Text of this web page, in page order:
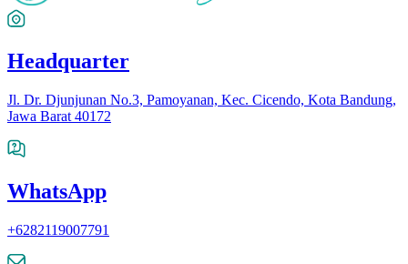
Headquarter
Jl. Dr. Djunjunan No.3, Pamoyanan, Kec. Cicendo, Kota Bandung,
Jawa Barat 40172
WhatsApp
+6282119007791